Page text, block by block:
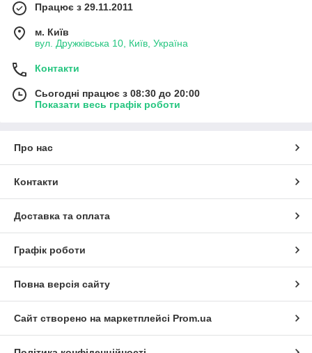
Працює з 29.11.2011
м. Київ
вул. Дружківська 10, Київ, Україна
Контакти
Сьогодні працює з 08:30 до 20:00
Показати весь графік роботи
Про нас
Контакти
Доставка та оплата
Графік роботи
Повна версія сайту
Сайт створено на маркетплейсі Prom.ua